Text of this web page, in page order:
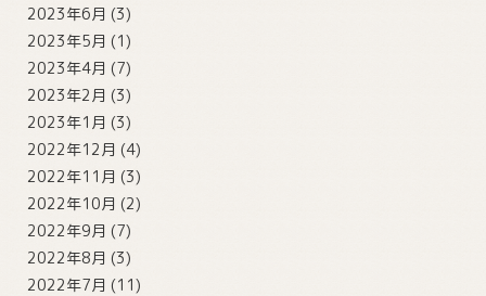
2023年6月 (3)
2023年5月 (1)
2023年4月 (7)
2023年2月 (3)
2023年1月 (3)
2022年12月 (4)
2022年11月 (3)
2022年10月 (2)
2022年9月 (7)
2022年8月 (3)
2022年7月 (11)